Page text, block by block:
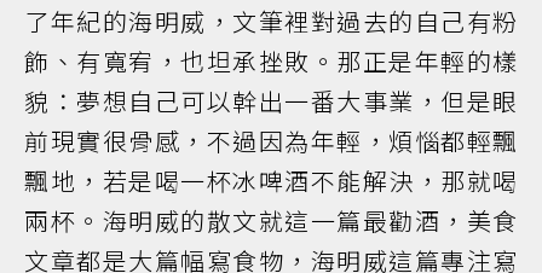
了年紀的海明威，文筆裡對過去的自己有粉
飾、有寬宥，也坦承挫敗。那正是年輕的樣
貌：夢想自己可以幹出一番大事業，但是眼
前現實很骨感，不過因為年輕，煩惱都輕飄
飄地，若是喝一杯冰啤酒不能解決，那就喝
兩杯。海明威的散文就這一篇最勸酒，美食
文章都是大篇幅寫食物，海明威這篇專注寫